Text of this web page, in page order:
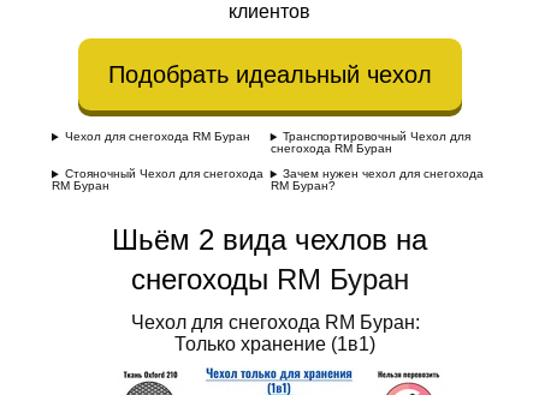
клиентов
Подобрать идеальный чехол
Чехол для снегохода RM Буран
Транспортировочный Чехол для
снегохода RM Буран
Стояночный Чехол для снегохода
RM Буран
Зачем нужен чехол для снегохода
RM Буран?
Шьём 2 вида чехлов на
снегоходы RM Буран
Чехол для снегохода RM Буран:
Только хранение (1в1)